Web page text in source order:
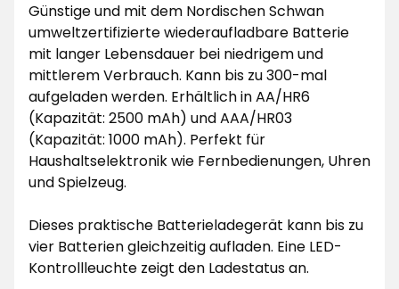
Günstige und mit dem Nordischen Schwan
umweltzertifizierte wiederaufladbare Batterie
mit langer Lebensdauer bei niedrigem und
mittlerem Verbrauch. Kann bis zu 300-mal
aufgeladen werden. Erhältlich in AA/HR6
(Kapazität: 2500 mAh) und AAA/HR03
(Kapazität: 1000 mAh). Perfekt für
Haushaltselektronik wie Fernbedienungen, Uhren
und Spielzeug.
Dieses praktische Batterieladegerät kann bis zu
vier Batterien gleichzeitig aufladen. Eine LED-
Kontrollleuchte zeigt den Ladestatus an.